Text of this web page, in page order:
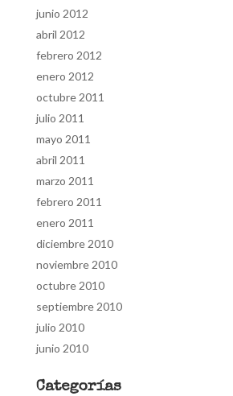
junio 2012
abril 2012
febrero 2012
enero 2012
octubre 2011
julio 2011
mayo 2011
abril 2011
marzo 2011
febrero 2011
enero 2011
diciembre 2010
noviembre 2010
octubre 2010
septiembre 2010
julio 2010
junio 2010
Categorías